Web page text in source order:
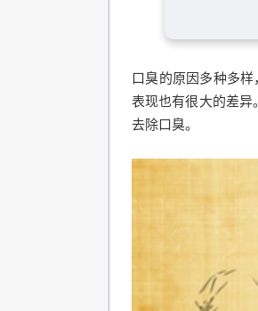
口臭的原因多种多
表现也有很大的差
去除口臭。